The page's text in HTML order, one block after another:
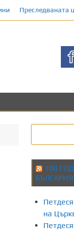
Преследваната
100
БЪЛГАРИЯ
на